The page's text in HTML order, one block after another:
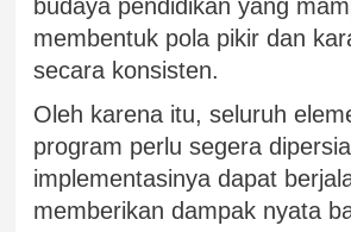
budaya pendidikan yang
membentuk pola pikir dan
secara konsisten.
Oleh karena itu, seluruh
program perlu segera
implementasinya dapat
memberikan dampak nyata